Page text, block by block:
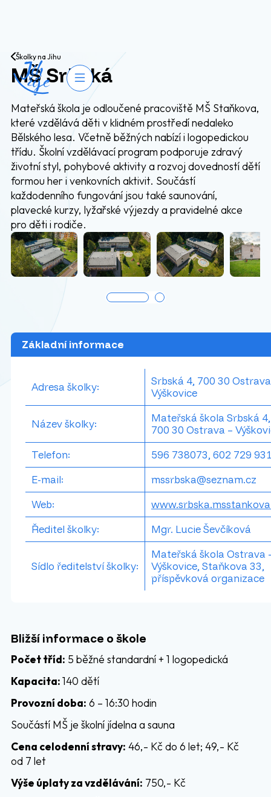
Přejít na obsah
Otevřít navigaci
Školky na Jihu
MŠ Srbská
Mateřská škola je odloučené pracoviště MŠ Staňkova,
které vzdělává děti v klidném prostředí nedaleko
Bělského lesa. Včetně běžných nabízí i logopedickou
třídu. Školní vzdělávací program podporuje zdravý
životní styl, pohybové aktivity a rozvoj dovedností dětí
formou her i venkovních aktivit. Součástí
každodenního fungování jsou také saunování,
plavecké kurzy, lyžařské výjezdy a pravidelné akce
pro děti i rodiče.
Základní informace
Adresa školky:
Srbská 4, 700 30
Výškovice
Název školky:
Mateřská škola Srbská 4,
700 30 Ostrava –
Telefon:
596 738073, 602 729
E-mail:
mssrbska@seznam.cz
Web:
Ředitel školky:
Mgr. Lucie Ševčíková
Sídlo ředitelství školky:
Mateřská škola Ostrava -
Výškovice, Staňkova 33,
příspěvková organizace
Bližší informace o škole
Počet tříd: 5 běžné standardní + 1 logopedická
Kapacita:140 dětí
Provozní doba: 6 – 16:30 hodin
Součástí MŠ je školní jídelna a sauna
Cena celodenní stravy: 46,- Kč do 6 let; 49,- Kč
od 7 let
Výše úplaty za vzdělávání: 750,- Kč